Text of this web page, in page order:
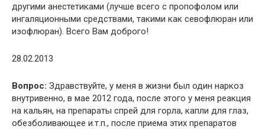
другими анестетиками (лучше всего с пропофолом или
ингаляционными средствами, такими как севофлюран или
изофлюран). Всего Вам доброго!
28.02.2013
Вопрос: Здравствуйте, у меня в жизни был один наркоз
внутривенно, в мае 2012 года, после этого у меня реакция
на кальян, на препараты спрей для горла, капли для глаз,
обезболивающее и.т.п., после приема этих препаратов